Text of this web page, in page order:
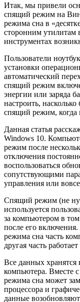
Итак, мы привели
спящий режим на
режима сна в
сторонним утилитам
инструментах
Пользователи
установки
автоматический
спящий режим
энергии или заряда
настроить,
спящий режим, когда
Данная статья
Windows 10.
режим после
отключения
воспользоваться
сопутствующими
управления или
Спящий режим (не
используется
за компьютером в
после его
режима сна часть
другая часть
Все данных хранятся
компьютера. Вместе
режима сна может
процессора и
данные